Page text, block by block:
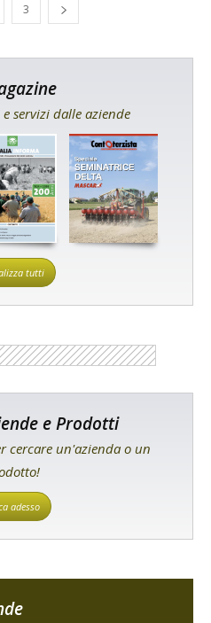
3
servizi dalle aziende
tutti
e Prodotti
cercare un'azienda o un
adesso